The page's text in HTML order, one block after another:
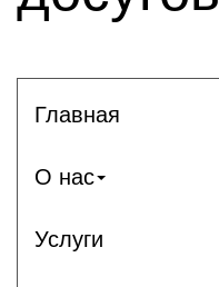
Главная
О нас
Услуги